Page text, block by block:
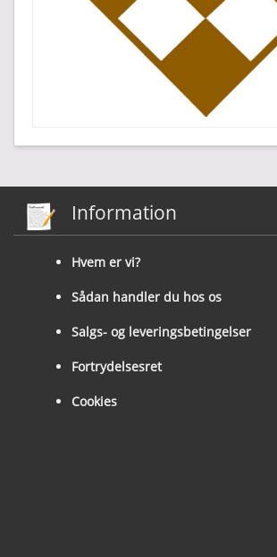
Information
Hvem er vi?
Sådan handler du hos os
Salgs- og leveringsbetingelser
Fortrydelsesret
Cookies